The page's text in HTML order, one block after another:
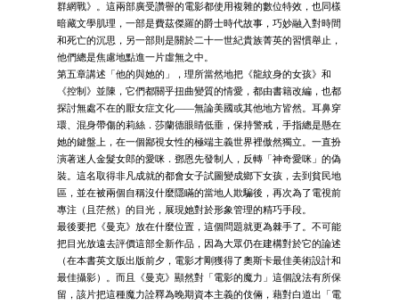
群網戰》。這兩部廣受讚譽的電影都使用複雜的數位特效，也同樣
暗藏文學肌理，一部是費茲傑羅的爵士時代故事，巧妙融入對時間
和死亡的沉思，另一部則是關於二十一世紀貴族菁英的習慣舉止，
他們總是焦慮地點進一片虛無之中。
第五章講述「他的與她的」，理所當然地把《龍紋身的女孩》和
《控制》並陳，它們都關乎扭曲變質的情愛，都由書籍改編，也都
探討無處不在的厭女症文化――無論美國或其他地方皆然。耳鼻穿
環、混身帶傷的莉絲．莎蘭德眼睛低垂，保持警戒，手指總是懸在
她的鍵盤上，在一個鄙視女性的極端主義世界裡傲然獨立。一直扮
演著迷人金髮女郎的愛咪．鄧恩先發制人，反轉「神奇愛咪」的偽
裝。這名取得非凡成就的都會女子試圖變成鄉下女孩，去到貧民地
區，並在被兩個自稱沒什麼隱瞞的當地人欺騙後，再次為了電視前
專注（且茫然）的目光，展現她對於形象管理的精巧手段。
最後要把《曼克》放在什麼位置，這個問題就更為棘手了。不可能
把目光放遠去評價這部全新作品，因為大眾仍在建構對於它的論述
（在本書英文版出版前夕，電影才剛獲得了奧斯卡最佳美術設計和
最佳攝影）。而且《曼克》顯然對「電影的魔力」這個說法有所保
留，該片把這種魔力詮釋為晚期資本主義的伎倆，藉對白道出「電